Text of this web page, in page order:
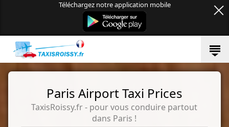
Téléchargez notre application mobile
Paris Airport Taxi Prices
TaxisRoissy.fr - pour vous conduire partout
dans Paris !